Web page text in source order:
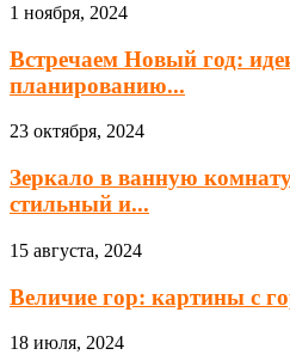
1 ноября, 2024
Встречаем Новый год:
планированию...
23 октября, 2024
Зеркало в ванную
стильный и...
15 августа, 2024
Величие гор: картины с
18 июля, 2024